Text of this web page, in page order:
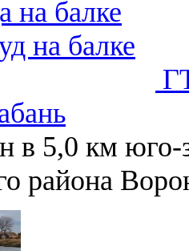
в 5,0 км юго-
района